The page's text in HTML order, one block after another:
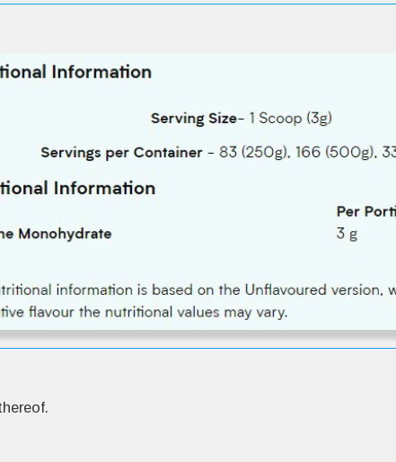
.Made in a facility that also handles Milk, Soy, Egg, Gluten and products thereof